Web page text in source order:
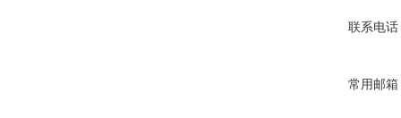
联系电话
常用邮箱